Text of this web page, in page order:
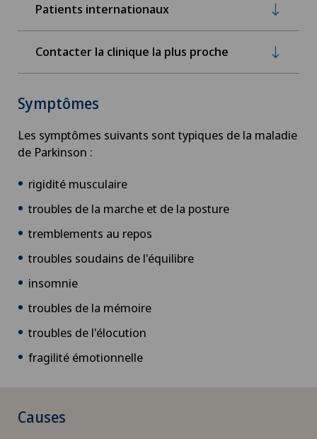
Patients internationaux
Contacter la clinique la plus proche
Symptômes
Les symptômes suivants sont typiques de la maladie
de Parkinson :
rigidité musculaire
troubles de la marche et de la posture
tremblements au repos
troubles soudains de l'équilibre
insomnie
troubles de la mémoire
troubles de l'élocution
fragilité émotionnelle
Causes